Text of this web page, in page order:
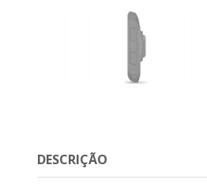
DESCRIÇÃO